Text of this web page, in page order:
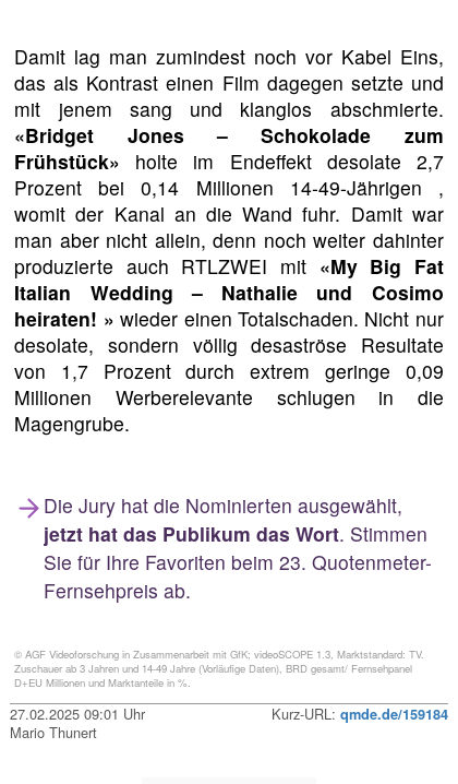
Damit lag man zumindest noch vor Kabel Eins,
das als Kontrast einen Film dagegen setzte und
mit jenem sang und klanglos abschmierte.
«Bridget Jones – Schokolade zum
Frühstück» holte im Endeffekt desolate 2,7
Prozent bei 0,14 Millionen 14-49-Jährigen ,
womit der Kanal an die Wand fuhr. Damit war
man aber nicht allein, denn noch weiter dahinter
produzierte auch RTLZWEI mit «My Big Fat
Italian Wedding – Nathalie und Cosimo
heiraten! » wieder einen Totalschaden. Nicht nur
desolate, sondern völlig desaströse Resultate
von 1,7 Prozent durch extrem geringe 0,09
Millionen Werberelevante schlugen in die
Magengrube.
Die Jury hat die Nominierten ausgewählt,
jetzt hat das Publikum das Wort. Stimmen
Sie für Ihre Favoriten beim 23. Quotenmeter-
Fernsehpreis ab.
© AGF Videoforschung in Zusammenarbeit mit GfK; videoSCOPE 1.3, Marktstandard: TV.
Zuschauer ab 3 Jahren und 14-49 Jahre (Vorläufige Daten), BRD gesamt/ Fernsehpanel
D+EU Millionen und Marktanteile in %.
27.02.2025 09:01 Uhr Kurz-URL: qmde.de/159184
Mario Thunert